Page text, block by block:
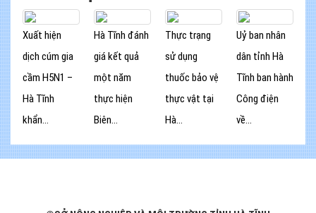
Xuất hiện
dịch cúm gia
cầm H5N1 –
Hà Tĩnh
khẩn...
Hà Tĩnh đánh
giá kết quả
một năm
thực hiện
Biên...
Thực trạng
sử dụng
thuốc bảo vệ
thực vật tại
Hà...
Uỷ ban nhân
dân tỉnh Hà
Tĩnh ban hành
Công điện
về...